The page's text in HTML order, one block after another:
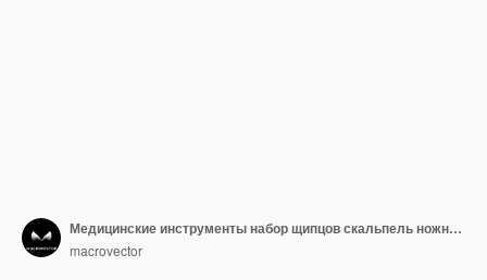
Медицинские инструменты набор щипцов скальпель ножницы зажим
macrovector